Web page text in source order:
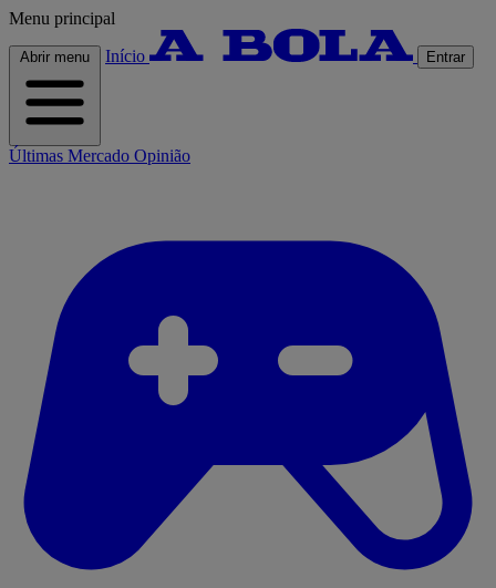
Menu principal
Abrir menu Início Entrar
Últimas Mercado Opinião